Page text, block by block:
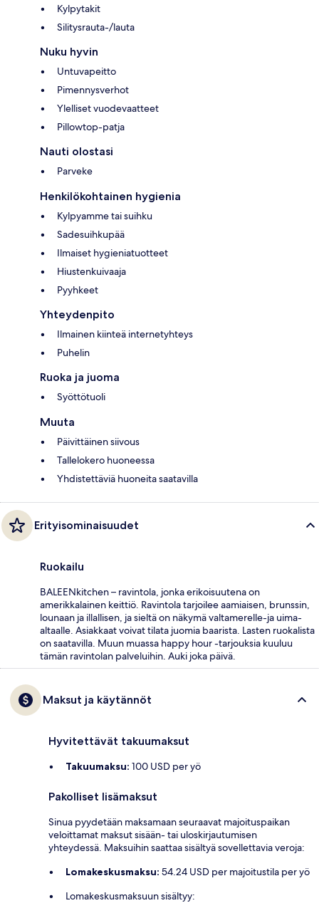
Kylpytakit
Silitysrauta-/lauta
Nuku hyvin
Untuvapeitto
Pimennysverhot
Ylelliset vuodevaatteet
Pillowtop-patja
Nauti olostasi
Parveke
Henkilökohtainen hygienia
Kylpyamme tai suihku
Sadesuihkupää
Ilmaiset hygieniatuotteet
Hiustenkuivaaja
Pyyhkeet
Yhteydenpito
Ilmainen kiinteä internetyhteys
Puhelin
Ruoka ja juoma
Syöttötuoli
Muuta
Päivittäinen siivous
Tallelokero huoneessa
Yhdistettäviä huoneita saatavilla
Erityisominaisuudet
Ruokailu
BALEENkitchen – ravintola, jonka erikoisuutena on
amerikkalainen keittiö. Ravintola tarjoilee aamiaisen, brunssin,
lounaan ja illallisen, ja sieltä on näkymä valtamerelle-ja uima-
altaalle. Asiakkaat voivat tilata juomia baarista. Lasten ruokalista
on saatavilla. Muun muassa happy hour -tarjouksia kuuluu
tämän ravintolan palveluihin. Auki joka päivä.
Maksut ja käytännöt
Hyvitettävät takuumaksut
Takuumaksu: 100 USD per yö
Pakolliset lisämaksut
Sinua pyydetään maksamaan seuraavat majoituspaikan
veloittamat maksut sisään- tai uloskirjautumisen
yhteydessä. Maksuihin saattaa sisältyä sovellettavia veroja:
Lomakeskusmaksu: 54.24 USD per majoitustila per yö
Lomakeskusmaksuun sisältyy: